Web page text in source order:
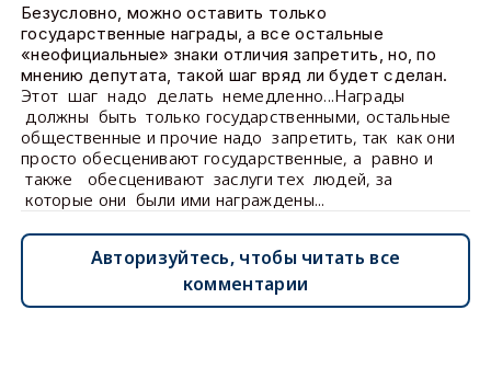
Безусловно, можно оставить только
государственные награды, а все остальные
«неофициальные» знаки отличия запретить, но, по
мнению депутата, такой шаг вряд ли будет сделан.
Этот шаг надо делать немедленно...Награды
должны быть только государственными, остальные
общественные и прочие надо запретить, так как они
просто обесценивают государственные, а равно и
также обесценивают заслуги тех людей, за
которые они были ими награждены...
Авторизуйтесь, чтобы читать все
комментарии